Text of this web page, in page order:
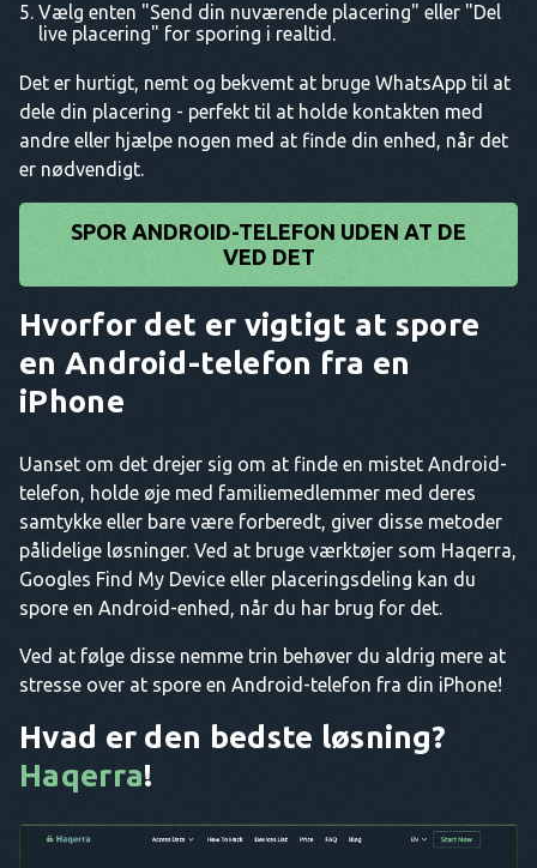
Vælg enten "Send din nuværende placering" eller "Del
live placering" for sporing i realtid.
Det er hurtigt, nemt og bekvemt at bruge WhatsApp til at
dele din placering - perfekt til at holde kontakten med
andre eller hjælpe nogen med at finde din enhed, når det
er nødvendigt.
SPOR ANDROID-TELEFON UDEN AT DE
VED DET
Hvorfor det er vigtigt at spore
en Android-telefon fra en
iPhone
Uanset om det drejer sig om at finde en mistet Android-
telefon, holde øje med familiemedlemmer med deres
samtykke eller bare være forberedt, giver disse metoder
pålidelige løsninger. Ved at bruge værktøjer som Haqerra,
Googles Find My Device eller placeringsdeling kan du
spore en Android-enhed, når du har brug for det.
Ved at følge disse nemme trin behøver du aldrig mere at
stresse over at spore en Android-telefon fra din iPhone!
Hvad er den bedste løsning?
Haqerra!